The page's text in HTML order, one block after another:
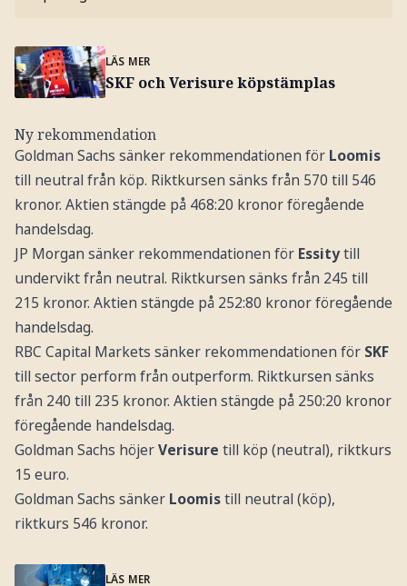
LÄS MER
SKF och Verisure köpstämplas
Ny rekommendation
Goldman Sachs sänker rekommendationen för Loomis
till neutral från köp. Riktkursen sänks från 570 till 546
kronor. Aktien stängde på 468:20 kronor föregående
handelsdag.
JP Morgan sänker rekommendationen för Essitytill
undervikt från neutral. Riktkursen sänks från 245 till
215 kronor. Aktien stängde på 252:80 kronor föregående
handelsdag.
RBC Capital Markets sänker rekommendationen för SKF
till sector perform från outperform. Riktkursen sänks
från 240 till 235 kronor. Aktien stängde på 250:20 kronor
föregående handelsdag.
Goldman Sachs höjerVerisure till köp (neutral), riktkurs
15 euro.
Goldman Sachs sänker Loomistill neutral (köp),
riktkurs 546 kronor.
LÄS MER